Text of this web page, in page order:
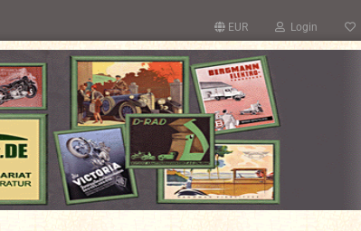
EUR Login